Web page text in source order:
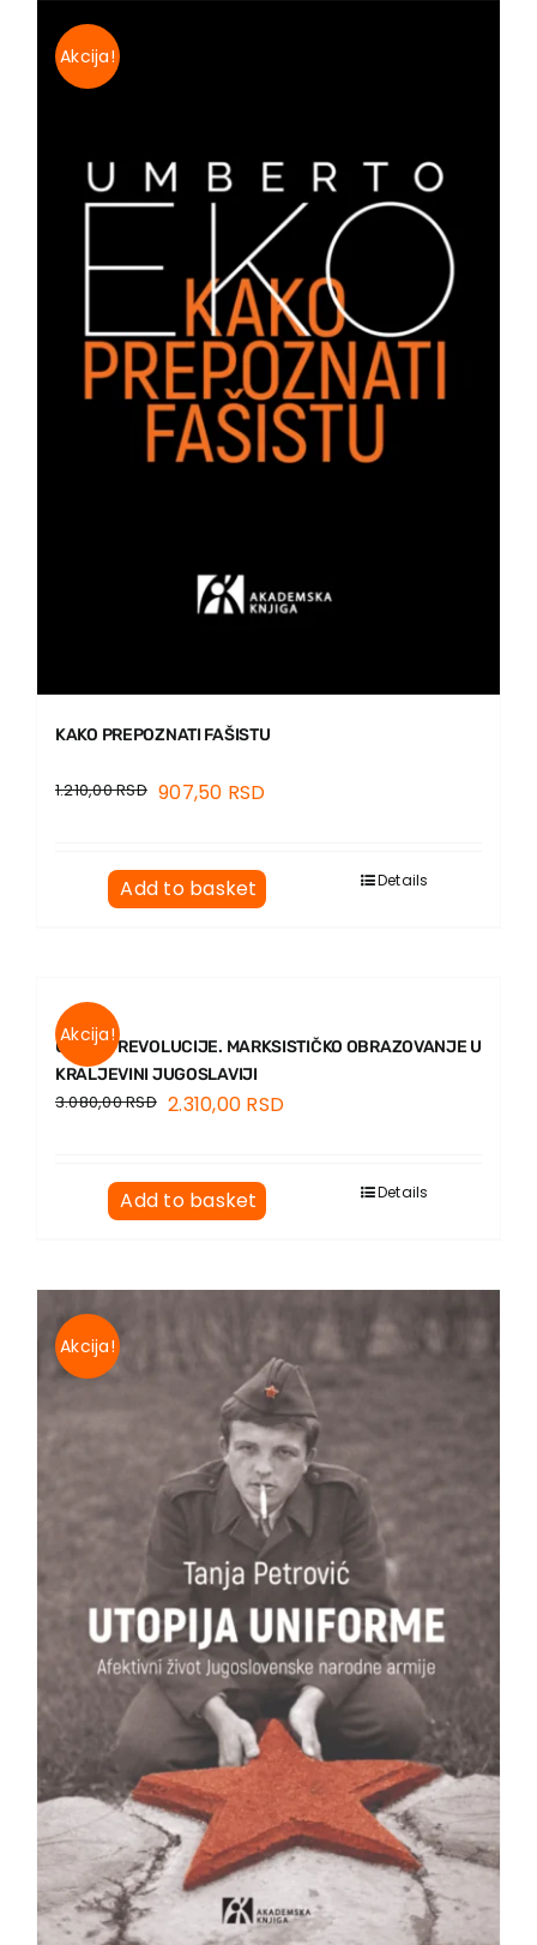
Akcija!
KAKO PREPOZNATI FAŠISTU
1.210,00RSD 907,50 RSD
Add to basket Details
Akcija!
U ZORU REVOLUCIJE. MARKSISTIČKO OBRAZOVANJE U
KRALJEVINI JUGOSLAVIJI
3.080,00RSD 2.310,00 RSD
Add to basket Details
Akcija!